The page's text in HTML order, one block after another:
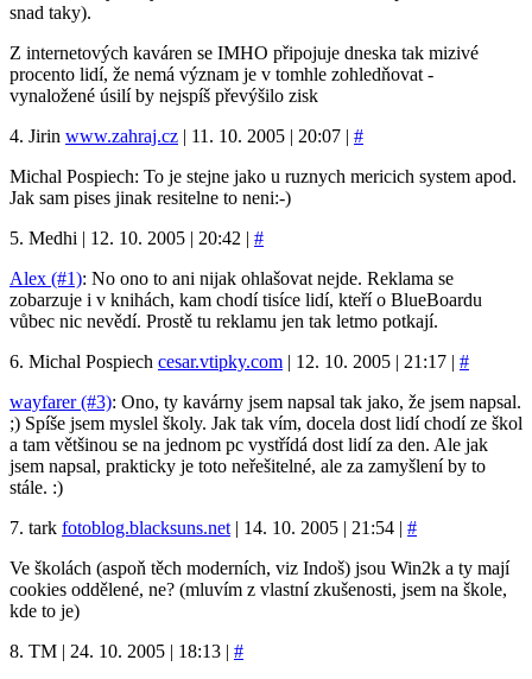
snad taky).
Z internetových kaváren se IMHO připojuje dneska tak mizivé
procento lidí, že nemá význam je v tomhle zohledňovat -
vynaložené úsilí by nejspíš převýšilo zisk
4. Jirin www.zahraj.cz | 11. 10. 2005 | 20:07 | #
Michal Pospiech: To je stejne jako u ruznych mericich system apod.
Jak sam pises jinak resitelne to neni:-)
5. Medhi | 12. 10. 2005 | 20:42 | #
Alex (#1): No ono to ani nijak ohlašovat nejde. Reklama se
zobarzuje i v knihách, kam chodí tisíce lidí, kteří o BlueBoardu
vůbec nic nevědí. Prostě tu reklamu jen tak letmo potkají.
6. Michal Pospiech cesar.vtipky.com | 12. 10. 2005 | 21:17 | #
wayfarer (#3): Ono, ty kavárny jsem napsal tak jako, že jsem napsal.
;) Spíše jsem myslel školy. Jak tak vím, docela dost lidí chodí ze škol
a tam většinou se na jednom pc vystřídá dost lidí za den. Ale jak
jsem napsal, prakticky je toto neřešitelné, ale za zamyšlení by to
stále. :)
7. tark fotoblog.blacksuns.net | 14. 10. 2005 | 21:54 | #
Ve školách (aspoň těch moderních, viz Indoš) jsou Win2k a ty mají
cookies oddělené, ne? (mluvím z vlastní zkušenosti, jsem na škole,
kde to je)
8. TM | 24. 10. 2005 | 18:13 | #